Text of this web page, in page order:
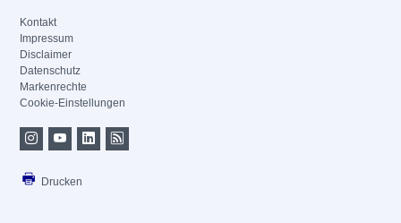
Kontakt
Impressum
Disclaimer
Datenschutz
Markenrechte
Cookie-Einstellungen
Drucken